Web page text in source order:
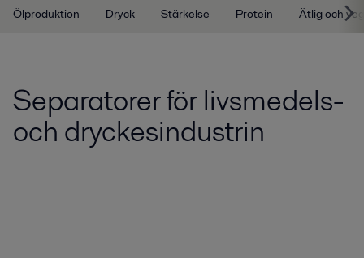
Ölproduktion Dryck Stärkelse Protein Ätlig och
Separatorer för livsmedels-
och dryckesindustrin